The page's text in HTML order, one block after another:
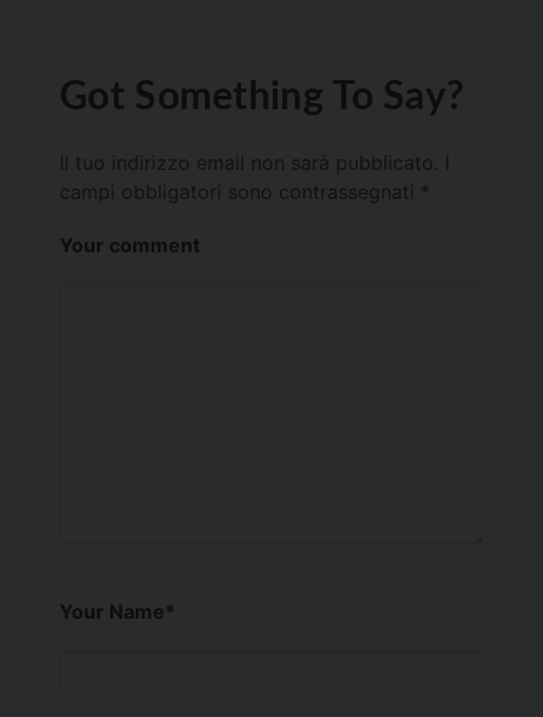
Got Something To Say?
Il tuo indirizzo email non sarà pubblicato.
campi obbligatori sono contrassegnati *
Your comment
Your Name*